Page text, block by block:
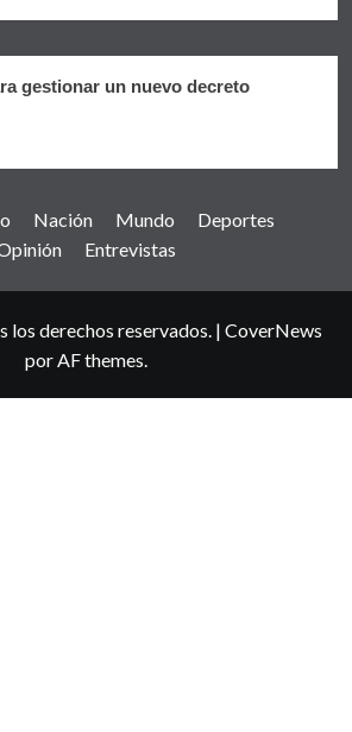
gestionar un nuevo decreto
Nación Mundo
Deportes
Entrevistas
derechos reservados. | CoverNews
por AF themes.